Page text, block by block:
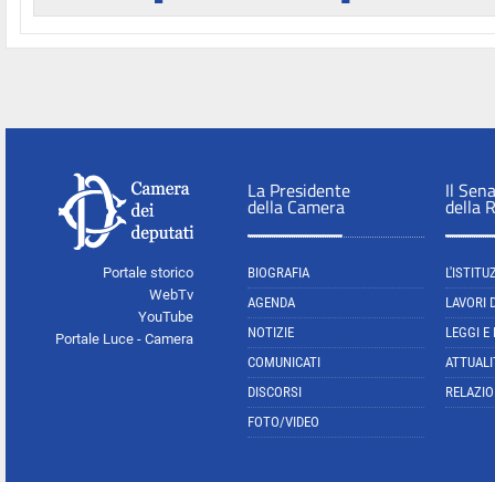
Portale storico
WebTv
YouTube
Portale Luce - Camera
La Presidente
della Camera
BIOGRAFIA
AGENDA
NOTIZIE
COMUNICATI
DISCORSI
FOTO/VIDEO
Il
della
LAVORI
LEGGI E